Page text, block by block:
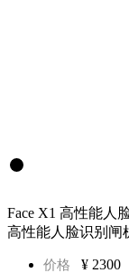
Face X1 高性能人
高性能人脸识别闸
价格 ¥ 2300